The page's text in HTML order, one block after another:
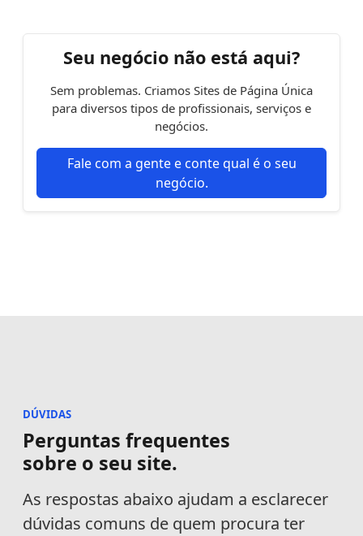
Seu negócio não está aqui?
Sem problemas. Criamos Sites de Página Única
para diversos tipos de profissionais, serviços e
negócios.
Fale com a gente e conte qual é o seu
negócio.
DÚVIDAS
Perguntas frequentes
sobre o seu site.
As respostas abaixo ajudam a esclarecer
dúvidas comuns de quem procura ter